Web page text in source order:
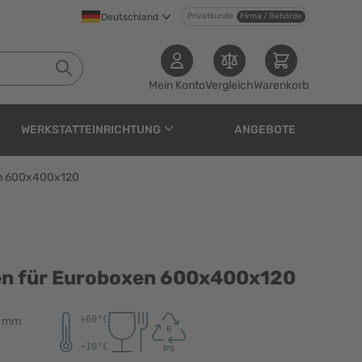
Deutschland Privatkunde Firma / Behörde
Mein KontoVergleichWarenkorb
WERKSTATTEINRICHTUNG ANGEBOTE
600x400x120
600x400x120
für Euroboxen 600x400x120